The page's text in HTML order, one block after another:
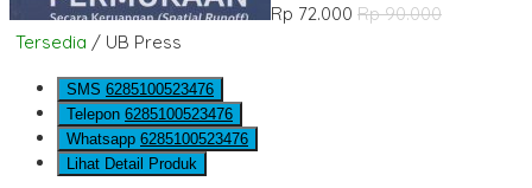
Rp 72.000 Rp 90.000
Tersedia / UB Press
SMS 6285100523476
Telepon 6285100523476
Whatsapp 6285100523476
Lihat Detail Produk